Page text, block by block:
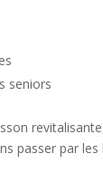
seniors
passer par